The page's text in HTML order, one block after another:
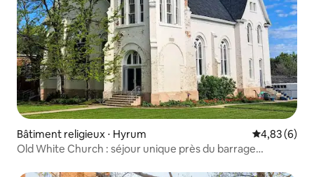
Bâtiment religieux ⋅ Hyrum Évaluation
4,83 (6)
Old White Church : séjour unique près du barrage